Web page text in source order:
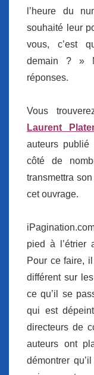
l’heure du
souhaité leur
vous, c’est
demain ? »
réponses.
Vous
Laurent
auteurs publié
côté de
transmettra
cet ouvrage.
pied à l’étrier
Pour ce faire,
différent sur
ce qu’il se
qui est
directeurs de
auteurs ont
démontrer